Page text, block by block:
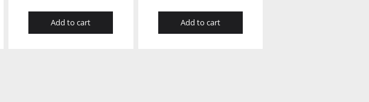
Add to cart Add to cart